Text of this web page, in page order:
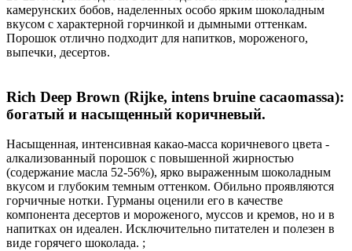
камерунских бобов, наделенных особо ярким шоколадным
вкусом с характерной горчинкой и дымными оттенкам.
Порошок отлично подходит для напитков, мороженого,
выпечки, десертов.
Rich Deep Brown (Rijke, intens bruine cacaomassa):
богатый и насыщенный коричневый.
Насыщенная, интенсивная какао-масса коричневого цвета -
алкализованный порошок с повышенной жирностью
(содержание масла 52-56%), ярко выраженным шоколадным
вкусом и глубоким темным оттенком. Обильно проявляются
горчичные нотки. Гурманы оценили его в качестве
компонента десертов и мороженого, муссов и кремов, но и в
напитках он идеален. Исключительно питателен и полезен в
виде горячего шоколада. ;